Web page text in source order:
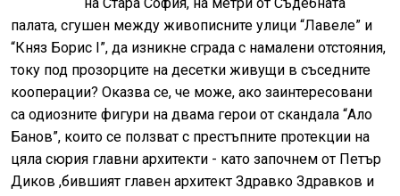
палата, сгушен между живописните улици “Лавеле” и
“Княз Борис I”, да изникне сграда с намалени отстояния,
току под прозорците на десетки живущи в съседните
кооперации? Оказва се, че може, ако заинтересовани
са одиозните фигури на двама герои от скандала “Ало
Банов”, които се ползват с престъпните протекции на
цяла сюрия главни архитекти - като започнем от Петър
Диков ,бившият главен архитект Здравко Здравков и